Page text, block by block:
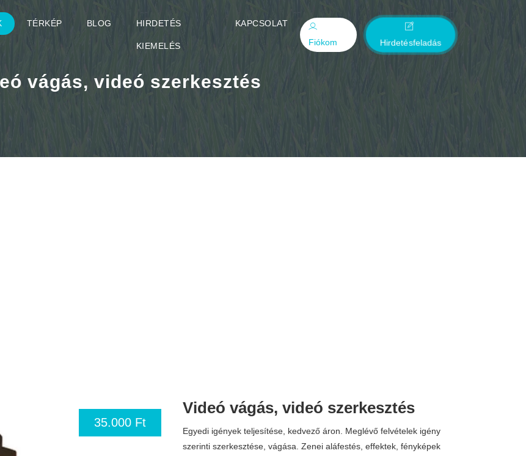
TÉRKÉP BLOG HIRDETÉS
KIEMELÉS
KAPCSOLAT
Fiókom
Hirdetésfeladás
vágás, videó szerkesztés
35.000 Ft
Videó vágás, videó szerkesztés
Egyedi igények teljesítése, kedvező áron. Meglévő felvételek igény
szerinti szerkesztése, vágása. Zenei aláfestés, effektek, fényképek